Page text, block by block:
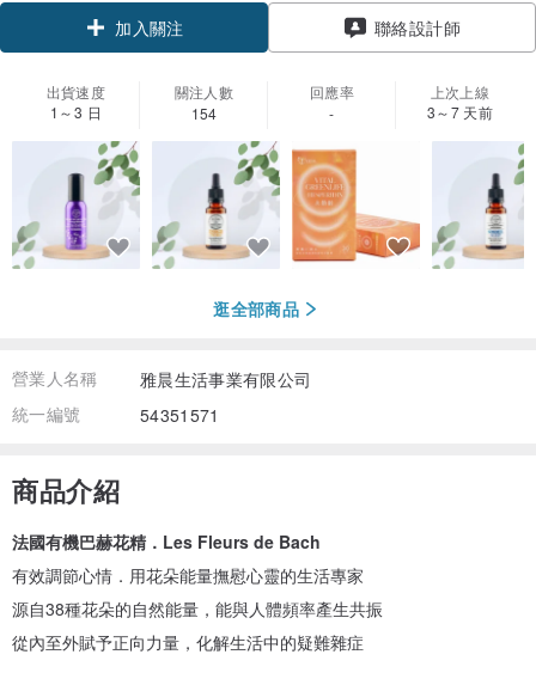
加入關注 聯絡設計師
出貨速度
1～3 日
關注人數
154
回應率
-
上次上線
3～7 天前
逛全部商品
營業人名稱
雅晨生活事業有限公司
統一編號
54351571
商品介紹
法國有機巴赫花精．Les Fleurs de Bach
有效調節心情．用花朵能量撫慰心靈的生活專家
源自38種花朵的自然能量，能與人體頻率產生共振
從內至外賦予正向力量，化解生活中的疑難雜症